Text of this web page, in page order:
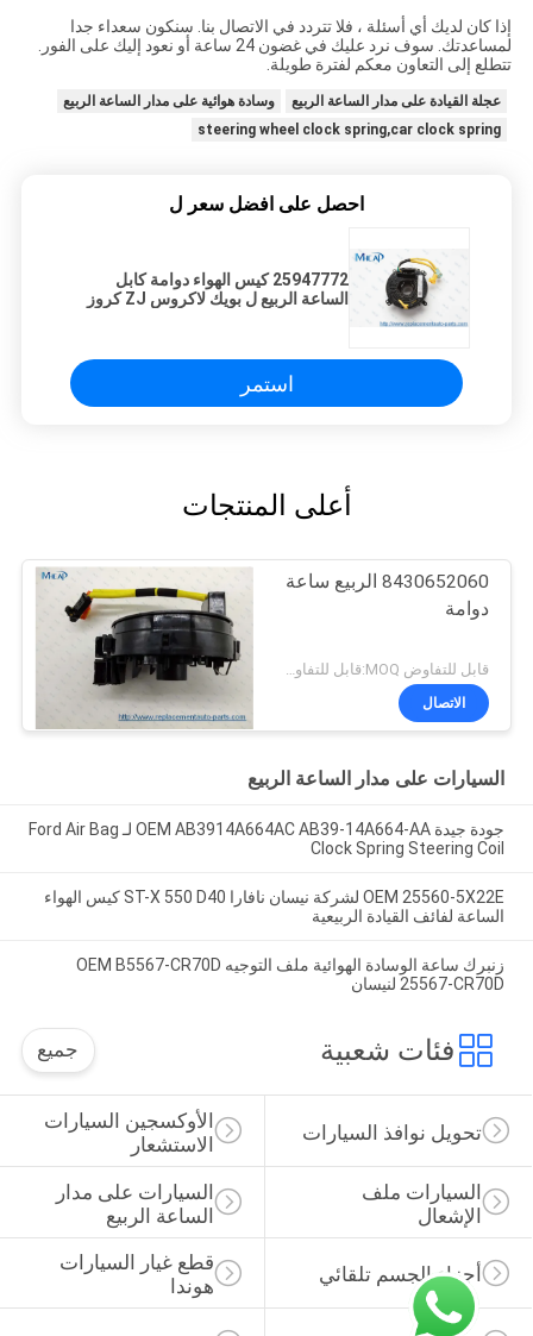
إذا كان لديك أي أسئلة ، فلا تتردد في الاتصال بنا. سنكون سعداء جدا
لمساعدتك. سوف نرد عليك في غضون 24 ساعة أو نعود إليك على الفور.
تتطلع إلى التعاون معكم لفترة طويلة.
عجلة القيادة على مدار الساعة الربيع
وسادة هوائية على مدار الساعة الربيع
steering wheel clock spring,car clock spring
احصل على افضل سعر ل
25947772 كيس الهواء دوامة كابل
الساعة الربيع ل بويك لاكروس ZJ كروز
استمر
أعلى المنتجات
8430652060 الربيع ساعة
دوامة
قابل للتفاوض MOQ:قابل للتفاوض
الاتصال
السيارات على مدار الساعة الربيع
جودة جيدة OEM AB3914A664AC AB39-14A664-AA لـ Ford Air Bag
Clock Spring Steering Coil
OEM 25560-5X22E لشركة نيسان نافارا ST-X 550 D40 كيس الهواء
الساعة لفائف القيادة الربيعية
زنبرك ساعة الوسادة الهوائية ملف التوجيه OEM B5567-CR70D
25567-CR70D لنيسان
فئات شعبية جميع
الأوكسجين السيارات
الاستشعار
تحويل نوافذ السيارات
السيارات على مدار
الساعة الربيع
السيارات ملف
الإشعال
قطع غيار السيارات
هوندا
أجزاء الجسم تلقائي